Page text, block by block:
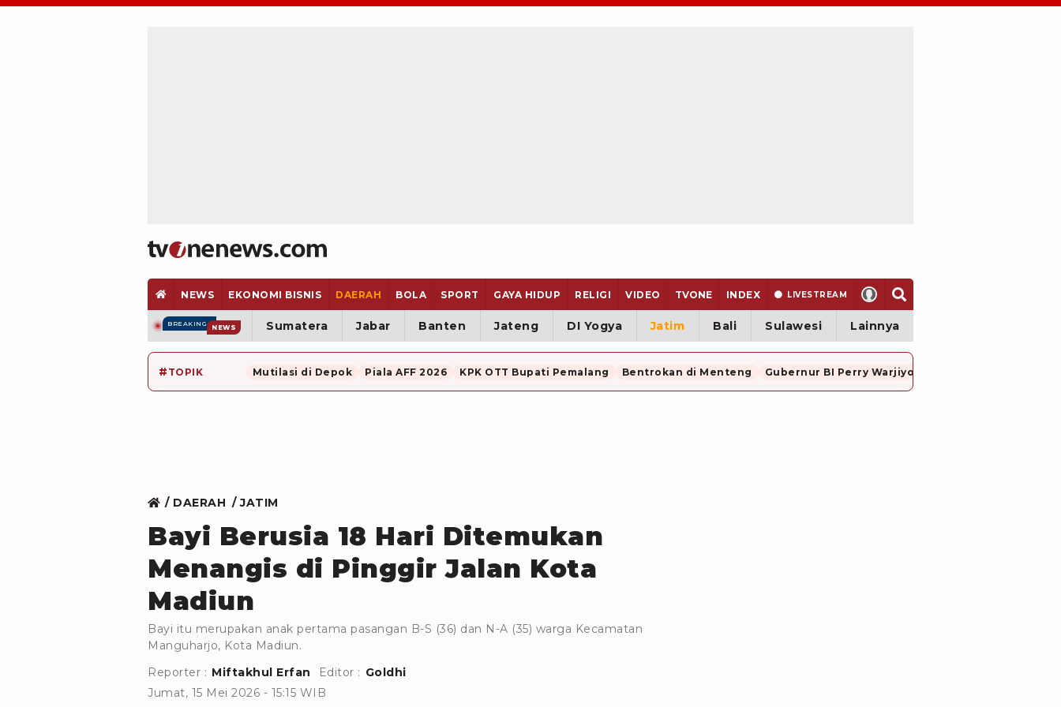
NEWS EKONOMI BISNIS DAERAH BOLA SPORT GAYA HIDUP RELIGI VIDEO TVONE INDEX LIVESTREAM
BREAKING NEWS Sumatera Jabar Banten Jateng DI Yogya Jatim Bali Sulawesi Lainnya
# TOPIK Mutilasi di Depok Piala AFF 2026 KPK OTT Bupati Pemalang Bentrokan di Menteng Gubernur BI Perry Warjiyo Mundur
DAERAH JATIM
Bayi Berusia 18 Hari Ditemukan
Menangis di Pinggir Jalan Kota
Madiun
Bayi itu merupakan anak pertama pasangan B-S (36) dan N-A (35) warga Kecamatan
Manguharjo, Kota Madiun.
Reporter : Miftakhul Erfan Editor : Goldhi
Jumat, 15 Mei 2026 - 15:15 WIB